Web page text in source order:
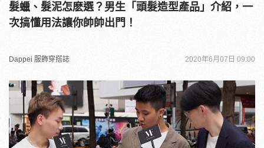
髮蠟、髮泥怎麽選？男生「頭髮造型產品」介紹，一
次搞懂用法讓你帥帥出門！
Dappei 服飾穿搭誌 2020年6月07日 09:00